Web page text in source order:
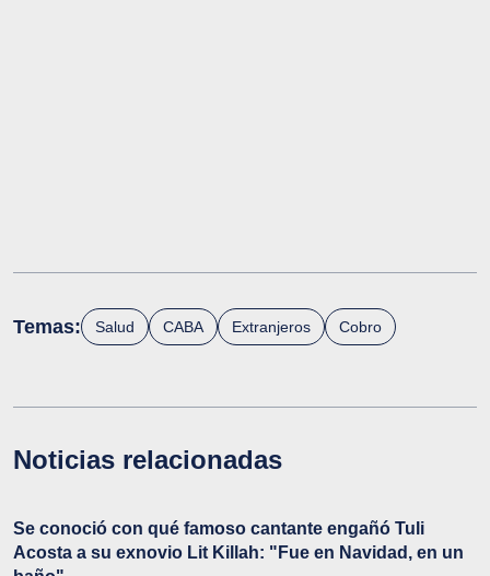
Temas: Salud CABA Extranjeros Cobro
Noticias relacionadas
Se conoció con qué famoso cantante engañó Tuli
Acosta a su exnovio Lit Killah: "Fue en Navidad, en un